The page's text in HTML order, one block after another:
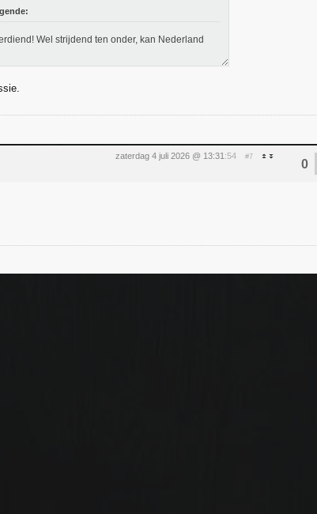
Wel strijdend ten onder, kan Nederland
zaterdag 4 juli 2026 @ 13:31 :54 #7